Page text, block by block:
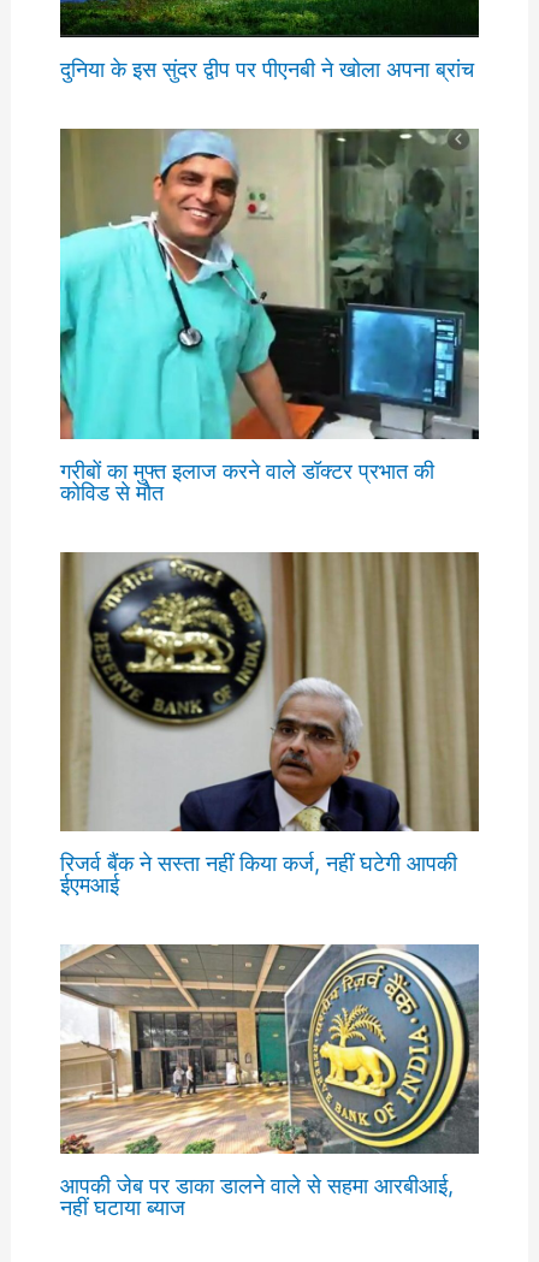
दुनिया के इस सुंदर द्वीप पर पीएनबी ने खोला अपना ब्रांच
गरीबों का मुफ्त इलाज करने वाले डॉक्टर प्रभात की
कोविड से मौत
रिजर्व बैंक ने सस्ता नहीं किया कर्ज, नहीं घटेगी आपकी
ईएमआई
आपकी जेब पर डाका डालने वाले से सहमा आरबीआई,
नहीं घटाया ब्याज